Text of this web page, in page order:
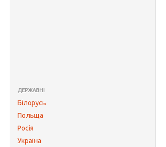
ДЕРЖАВНІ
Білорусь
Польща
Росія
Україна